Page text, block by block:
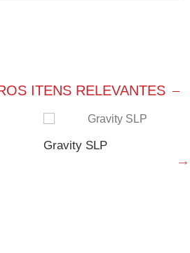
ITENS RELEVANTES
Gravity SLP